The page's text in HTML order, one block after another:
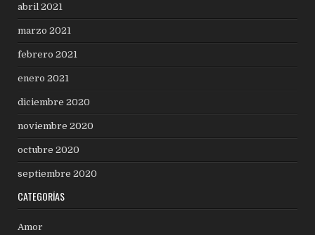
abril 2021
marzo 2021
febrero 2021
enero 2021
diciembre 2020
noviembre 2020
octubre 2020
septiembre 2020
CATEGORÍAS
Amor